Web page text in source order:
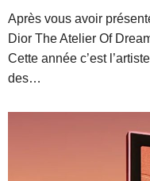
Après vous avoir
Dior The Atelier Of
Cette année c’est
des…